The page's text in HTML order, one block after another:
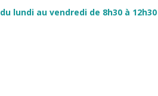
du lundi au vendredi de 8h30 à